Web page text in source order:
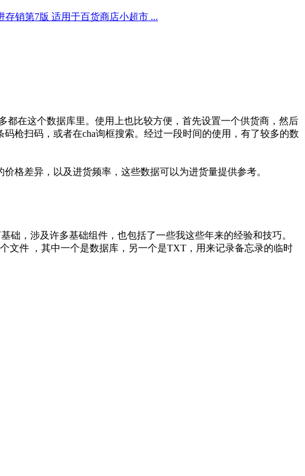
存销第7版 适用于百货商店小超市 ...
在这个数据库里。使用上也比较方便，首先设置一个供货商，然后
枪扫码，或者在cha询框搜索。经过一段时间的使用，有了较多的数
格差异，以及进货频率，这些数据可以为进货量提供参考。
，涉及许多基础组件，也包括了一些我这些年来的经验和技巧。
文件 ，其中一个是数据库，另一个是TXT，用来记录备忘录的临时